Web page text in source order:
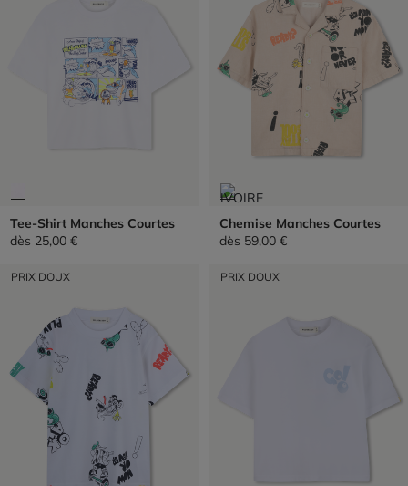
Tee-Shirt Manches Courtes
dès 25,00 €
Chemise Manches Courtes
dès 59,00 €
PRIX DOUX PRIX DOUX